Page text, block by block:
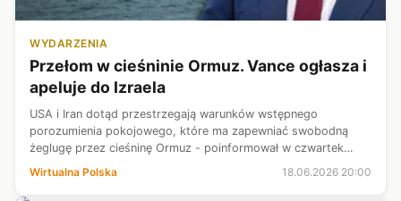
WYDARZENIA
Przełom w cieśninie Ormuz. Vance ogłasza i
apeluje do Izraela
USA i Iran dotąd przestrzegają warunków wstępnego
porozumienia pokojowego, które ma zapewniać swobodną
żeglugę przez cieśninę Ormuz - poinformował w czwartek
wiceprezydent USA J.D. Vance. Dodał, że liczy także na
Wirtualna Polska 18.06.2026 20:00